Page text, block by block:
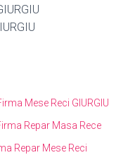
Mese Reci GIURGIU
Repar Masa Rece
Repar Mese Reci